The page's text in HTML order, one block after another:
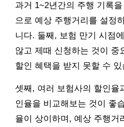
과거 1~2년간의 주행 기록
으로 예상 주행거리를 설정
니다. 둘째, 보험 만기 시점
않고 제때 신청하는 것이 중
할인 혜택을 받지 못할 수 있
셋째, 여러 보험사의 할인율
인율을 비교해보는 것이 좋
율이 상이하며, 예상 주행거